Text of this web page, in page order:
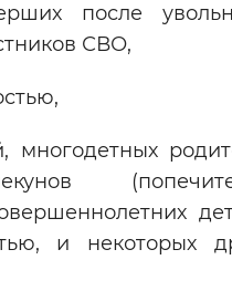
после
СВО,
многодетных
и некоторых